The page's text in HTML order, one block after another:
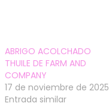
ABRIGO ACOLCHADO
THUILE DE FARM AND
COMPANY
17 de noviembre de 2025
Entrada similar